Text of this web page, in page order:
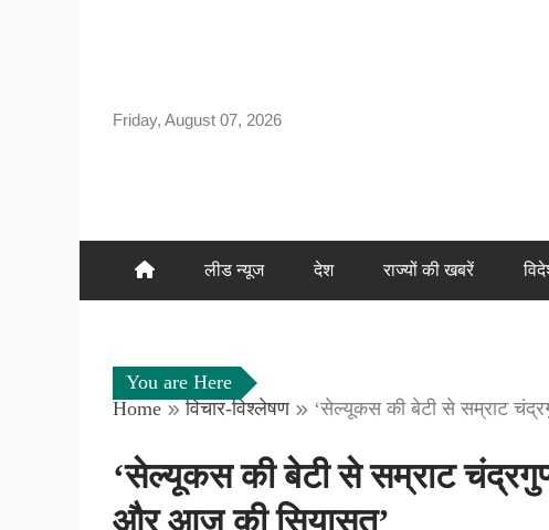
Friday, August 07, 2026
लीड न्यूज देश राज्यों की खबरें
You are Here
Home
विचार-विश्लेषण ‘सेल्यूकस की बेटी से सम्राट
‘सेल्यूकस की बेटी से सम्राट
और आज की सियासत’